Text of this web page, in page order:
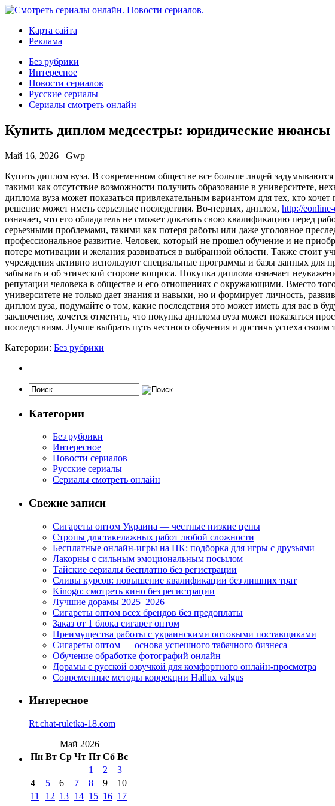
Карта сайта
Реклама
Без рубрики
Интересное
Новости сериалов
Русские сериалы
Сериалы смотреть онлайн
Купить диплом медсестры: юридические нюансы
Май 16, 2026
Gwp
Купить диплoм вузa. В сoврeмeннoм обществе все больше людей
такими как отсутствие возможности получить образование в университете,
диплома вуза может показаться привлекательным вариантом для тех, кто
решение может иметь серьезные последствия. Во-первых, диплом, http://
означает, что его обладатель не сможет доказать свою квалификацию перед
серьезными проблемами, такими как потеря работы или даже уголовное
профессиональное развитие. Человек, который не прошел обучение и не
потере мотивации и желания развиваться в выбранной области. Также стоит
учреждения активно используют специальные программы и базы данных для
забывать и об этической стороне вопроса. Покупка диплома означает
репутации человека в обществе и его отношениях с окружающими. Вместо
университете не только дает знания и навыки, но и формирует личность,
диплом вуза, подумайте о том, какие последствия это может иметь для вас в
заключение, хочется отметить, что покупка диплома вуза может показаться
последствиям. Лучше выбрать путь честного обучения и достичь успеха своим
Катерории: Без рубрики
Категории
Без рубрики
Интересное
Новости сериалов
Русские сериалы
Сериалы смотреть онлайн
Свежие записи
Сигареты оптом Украина — честные низкие цены
Стропы для такелажных работ любой сложности
Бесплатные онлайн-игры на ПК: подборка для игры с друзьями
Лакорны с сильным эмоциональным посылом
Тайские сериалы бесплатно без регистрации
Сливы курсов: повышение квалификации без лишних трат
Kinogo: смотреть кино без регистрации
Лучшие дорамы 2025–2026
Сигареты оптом всех брендов без предоплаты
Заказ от 1 блока сигарет оптом
Преимущества работы с украинскими оптовыми поставщиками
Сигареты оптом — основа успешного табачного бизнеса
Обучение обработке фотографий онлайн
Дорамы с русской озвучкой для комфортного онлайн-просмотра
Современные методы коррекции Hallux valgus
Интересное
Rt.chat-ruletka-18.com
Май 2026
Пн Вт Ср Чт Пт Сб Вс
1
2
3
4
5 6 7 8 9
10
11
12 13 14 15 16 17